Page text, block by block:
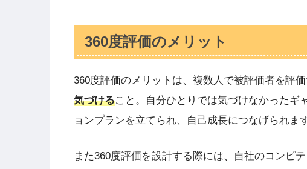
360度評価のメリット
360度評価のメリットは、複数人で被評価者を評価
気づけること。自分ひとりでは気づけなかったギ
ョンプランを立てられ、自己成長につなげられます
また360度評価を設計する際には、自社のコンピ